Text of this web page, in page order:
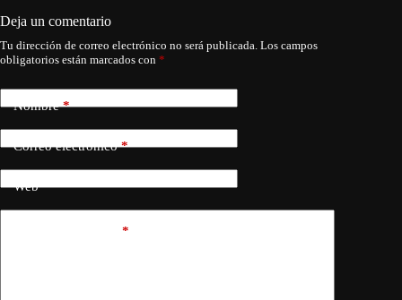
Deja un comentario
Tu dirección de correo electrónico no será publicada. Los campos
obligatorios están marcados con *
Nombre*
Correo electrónico*
Web
*